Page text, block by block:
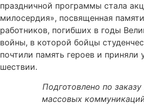
праздничной программы стала
милосердия», посвященная
работников, погибших в годы
войны, в которой бойцы
почтили память героев и приняли
шествии.
Подготовлено по
массовых